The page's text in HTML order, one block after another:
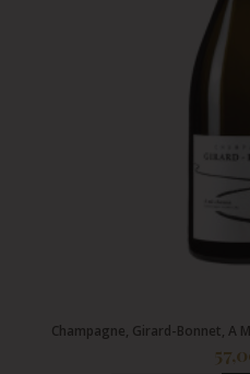
Champagne, Girard-Bonnet, A